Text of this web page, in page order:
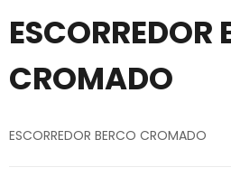
ESCORREDOR
CROMADO
ESCORREDOR BERCO CROMADO